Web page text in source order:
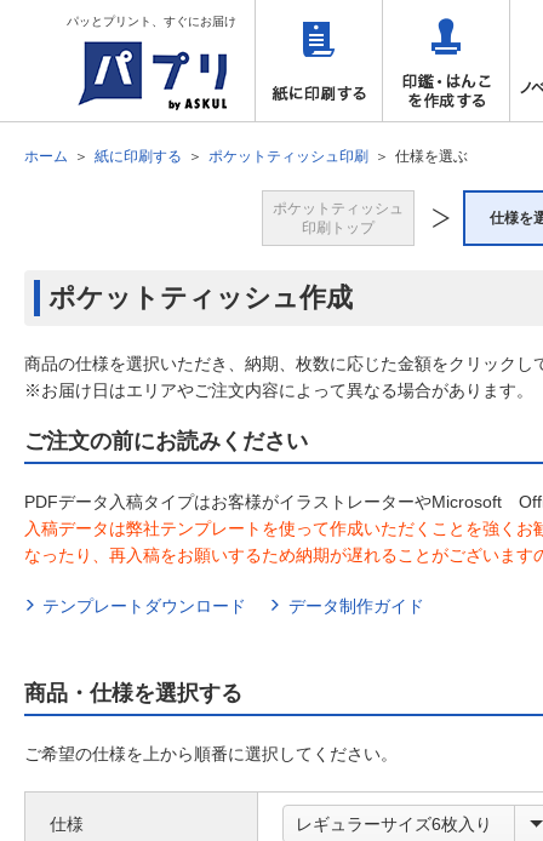
パッとプリント、すぐにお届け
ホーム 紙に印刷する ポケットティッシュ印刷 仕様を選ぶ
ポケットティッシュ
印刷トップ
仕様を
ポケットティッシュ作成
商品の仕様を選択いただき、納期、枚数に応じた金額をクリックし
※お届け日はエリアやご注文内容によって異なる場合があります。
ご注文の前にお読みください
PDFデータ入稿タイプはお客様がイラストレーターやMicrosoft
入稿データは弊社テンプレートを使って作成いただくことを強く
なったり、再入稿をお願いするため納期が遅れることがございます
テンプレートダウンロード データ制作ガイド
商品・仕様を選択する
ご希望の仕様を上から順番に選択してください。
仕様 レギュラーサイズ6枚入り